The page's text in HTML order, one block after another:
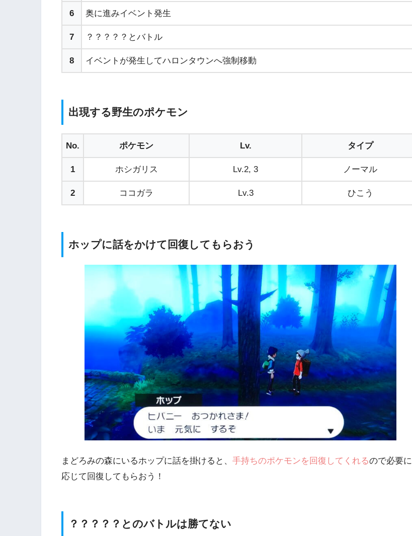
6 奥に進みイベント発生
7 ？？？？？とバトル
8 イベントが発生してハロンタウンへ強制移動
出現する野生のポケモン
No. ポケモン Lv. タイプ
1 ホシガリス Lv.2, 3 ノーマル
2 ココガラ Lv.3 ひこう
ホップに話をかけて回復してもらおう
まどろみの森にいるホップに話を掛けると、 手持ちのポケモンを回復してくれるので必要に
応じて回復してもらおう！
？？？？？とのバトルは勝てない